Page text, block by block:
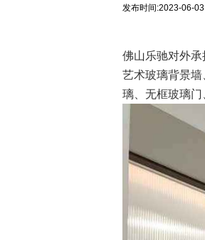
发布时间:2023-06-03
佛山乐驰对外承
艺术玻璃背景
璃、无框玻璃门